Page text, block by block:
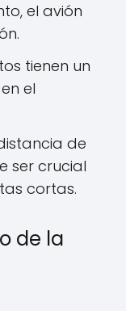
el avión
tienen un
el
de
ser crucial
cortas.
de la